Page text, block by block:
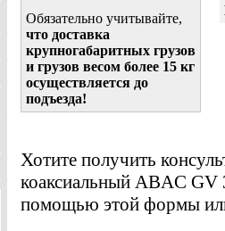
Обязательно учитывайте,
что доставка
крупногабаритных грузов
и грузов весом более 15 кг
осуществляется до
подъезда!
Хотите получить
коаксиальный ABAC GV
помощью этой формы